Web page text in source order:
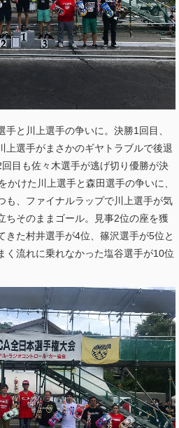
と川上選手の争いに。決勝1回目、
上選手がまさかのギヤトラブルで後退
目も佐々木選手が逃げ切り優勝が決
かけた川上選手と森田選手の争いに、
も、ファイナルラップで川上選手が気
ちそのままゴール。見事2位の座を獲
きた村井選手が4位、篠沢選手が5位と
く流れに乗れなかった塩谷選手が10位